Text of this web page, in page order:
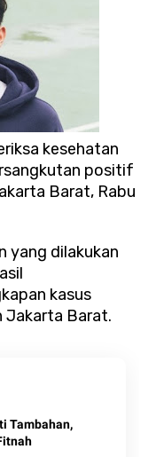
kesehatan
positif
Barat, Rabu
yang dilakukan
kasus
Jakarta Barat.
Tambahan,